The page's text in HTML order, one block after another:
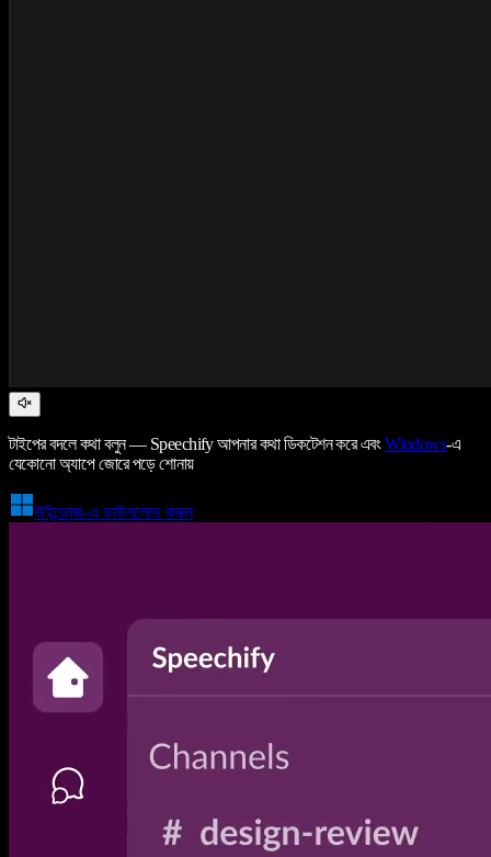
টাইপের বদলে কথা বলুন — Speechify আপনার কথা ডিকটেশন করে এবংWindows-এ
যেকোনো অ্যাপে জোরে পড়ে শোনায়
উইন্ডোজ-এ ডাউনলোড করুন